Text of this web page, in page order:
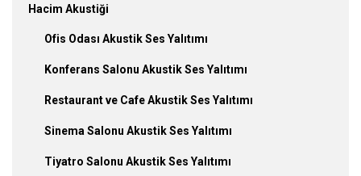
Hacim Akustiği
Ofis Odası Akustik Ses Yalıtımı
Konferans Salonu Akustik Ses Yalıtımı
Restaurant ve Cafe Akustik Ses Yalıtımı
Sinema Salonu Akustik Ses Yalıtımı
Tiyatro Salonu Akustik Ses Yalıtımı